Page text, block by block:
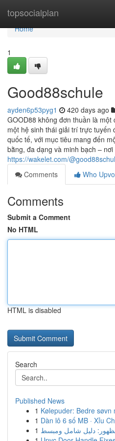
topsocialplan
Home
Home
1
Good88schule
ayden6p53pyg1 420 days ago
GOOD88 không đơn thuần là
một hệ sinh thái giải trí trực tuyến
quốc tế, với mục tiêu mang đến
bằng, đa dạng và minh bạch –
https://wakelet.com/
Comments
Who
Comments
Submit a Comment
No HTML
HTML is disabled
Search
Published News
1 Kølepuder: Bedre
1 Dàn lô 6 số MB · Xỉu
1 دليل شامل ومبسط